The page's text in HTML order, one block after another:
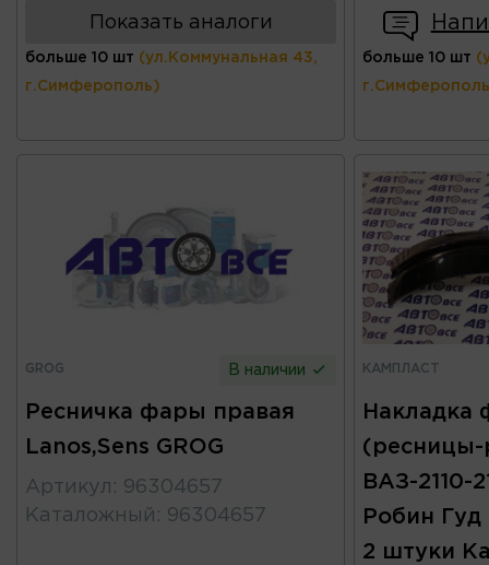
Показать аналоги
больше 10 шт (ул.Коммунальная 43,
г.Симферополь)
больше 10 шт
GROG В наличии
Ресничка фары правая
Lanos,Sens GROG
Артикул : 96304657
Каталожный : 96304657
КАМПЛАСТ
Накладка
(ресницы-
ВАЗ-2110-
Робин Гуд
2 штуки